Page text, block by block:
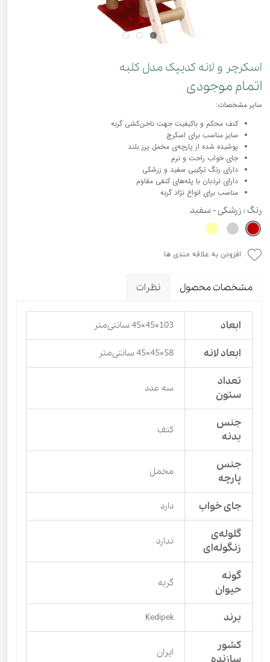
اسکرچر و لانه کدیپک مدل کلبه
اتمام موجودی
سایر مشخصات:
کنف محکم و باکیفیت جهت ناخن‌کشی گربه
سایز مناسب برای اسکرچ
پوشیده شده از پارچه‌ی مخمل پرز بلند
جای خواب راحت و نرم
دارای رنگ ترکیبی سفید و زرشکی
دارای نردبان با پله‌های کنفی مقاوم
مناسب برای انواع نژاد گربه
رنگ : زرشکی - سفید
افزودن به علاقه مندی ها
مشخصات محصول نظرات
ابعاد 103×45×45 سانتی‌متر
ابعاد لانه 58×45×45 سانتی‌متر
تعداد
ستون
سه عدد
جنس
بدنه
کنف
جنس
پارچه
مخمل
جای خواب دارد
گلوله‌ی
زنگوله‌ای
ندارد
گونه
حیوان
گربه
برند Kedipek
کشور
سازنده
ایران